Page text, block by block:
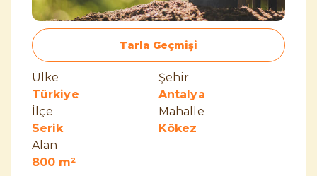
Tarla Geçmişi
Ülke
Türkiye
Şehir
Antalya
İlçe
Serik
Mahalle
Kökez
Alan
800 m²